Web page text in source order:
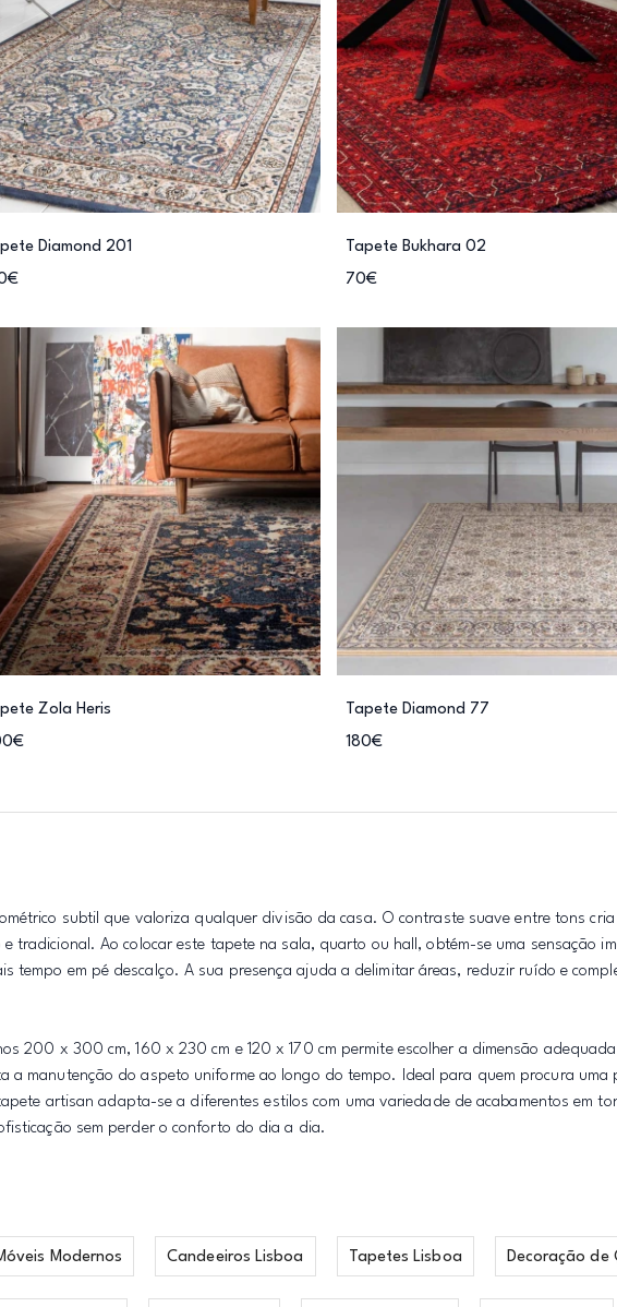
Diamond 201
Tapete Bukhara 02
70€
Zola Heris
Tapete Diamond 77
180€
subtil que valoriza qualquer divisão da casa. O contraste suave entre tons cria
tradicional. Ao colocar este tapete na sala, quarto ou hall, obtém-se uma sensação
tempo em pé descalço. A sua presença ajuda a delimitar áreas, reduzir ruído e
200 x 300 cm, 160 x 230 cm e 120 x 170 cm permite escolher a dimensão
a manutenção do aspeto uniforme ao longo do tempo. Ideal para quem procura uma
artisan adapta-se a diferentes estilos com uma variedade de acabamentos em
sem perder o conforto do dia a dia.
Modernos Candeeiros Lisboa Tapetes Lisboa Decoração de